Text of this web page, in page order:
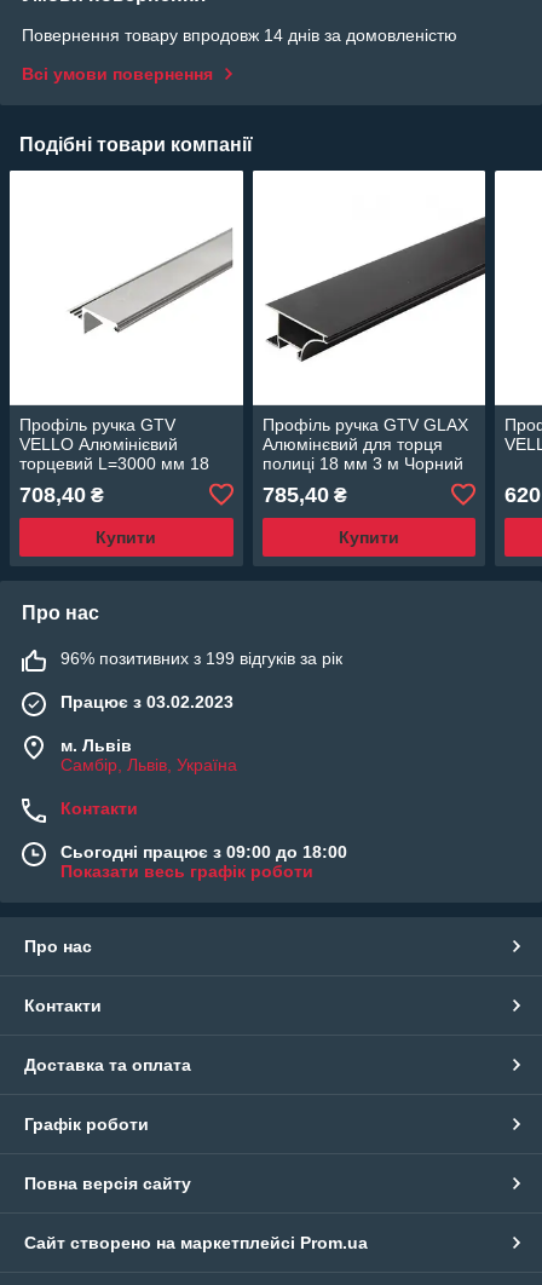
Повернення товару впродовж 14 днів за домовленістю
Всі умови повернення
Подібні товари компанії
Профіль ручка GTV
VELLO Алюмінієвий
торцевий L=3000 мм 18
708,40 ₴
Купити
Профіль ручка GTV GLAX
Алюмінєвий для торця
полиці 18 мм 3 м Чорний
785,40₴
Купити
Про нас
96% позитивних з 199 відгуків за рік
Працює з 03.02.2023
м. Львів
Самбір, Львів, Україна
Контакти
Сьогодні працює з 09:00 до 18:00
Показати весь графік роботи
Про нас
Контакти
Доставка та оплата
Графік роботи
Повна версія сайту
Сайт створено на маркетплейсі Prom.ua